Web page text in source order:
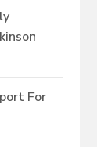
For